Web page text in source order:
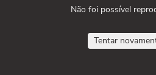
Não foi possível
Tentar